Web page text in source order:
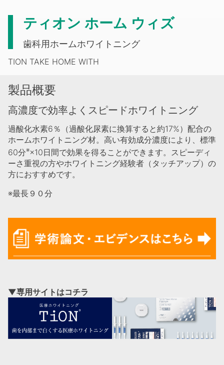
ティオン ホーム ウィズ
歯科用ホームホワイトニング
TION TAKE HOME WITH
製品概要
高濃度で効率よくスピードホワイトニング
過酸化水素6％（過酸化尿素に換算すると約17%）配合の
ホームホワイトニング材。高い有効成分濃度により、標準
60分※×10日間で効果を得ることができます。スピーディ
ーさ重視の方やホワイトニング経験者（タッチアップ）の
方におすすめです。
※最長９０分
▼専用サイトはコチラ